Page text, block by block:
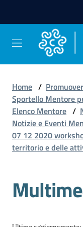
Avviare
Impresa
Gestire
Home /
Sportello Mentore
Elenco Mentore /
Notizie e Eventi
07 12 2020
territorio e delle